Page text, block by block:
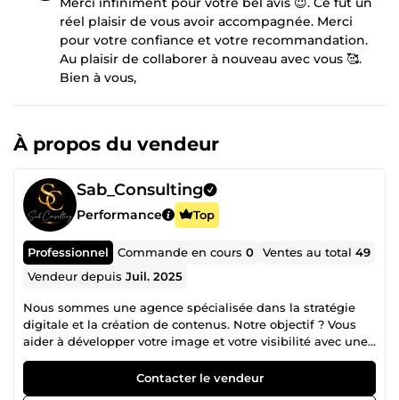
réel plaisir de vous avoir accompagnée. Merci
pour votre confiance et votre recommandation.
Au plaisir de collaborer à nouveau avec vous 🥰.
Bien à vous,
À propos du vendeur
Sab_Consulting
Performance Top
Professionnel Commande en cours0 Ventes au total49
Vendeur depuisJuil. 2025
Nous sommes une agence spécialisée dans la stratégie
digitale et la création de contenus. Notre objectif ? Vous
aider à développer votre image et votre visibilité avec une
communication efficace et professionnelle. 🎯 Ce que nous
réseaux sociaux. Mise en place d’une communication
Contacter le vendeur